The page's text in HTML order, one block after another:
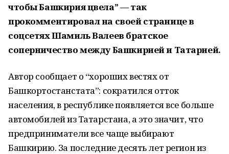
чтобы Башкирия цвела” — так
прокомментировал на своей странице в
соцсетях Шамиль Валеев братское
соперничество между Башкирией и Татарией.
Автор сообщает о “хороших вестях от
Башкортостанстата”: сократился отток
населения, в республике появляется все больше
автомобилей из Татарстана, а это значит, что
предприниматели все чаще выбирают
Башкирию. За последние десять лет регион из